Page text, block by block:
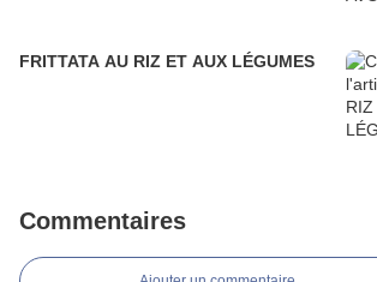
FRITTATA AU RIZ ET AUX LÉGUMES
Commentaires